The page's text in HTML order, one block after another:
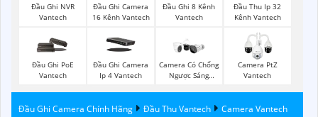
Đầu Ghi NVR
Vantech
Đầu Ghi Camera
16 Kênh Vantech
Đầu Ghi 8 Kênh
Vantech
Đầu Thu Ip 32
Kênh Vantech
Đầu Ghi PoE
Vantech
Đầu Ghi Camera
Ip 4 Vantech
Camera Có Chống
Ngược Sáng
Camera PtZ
Vantech
Đầu Ghi Camera Chính Hãng Đầu Thu Vantech
Camera Vantech